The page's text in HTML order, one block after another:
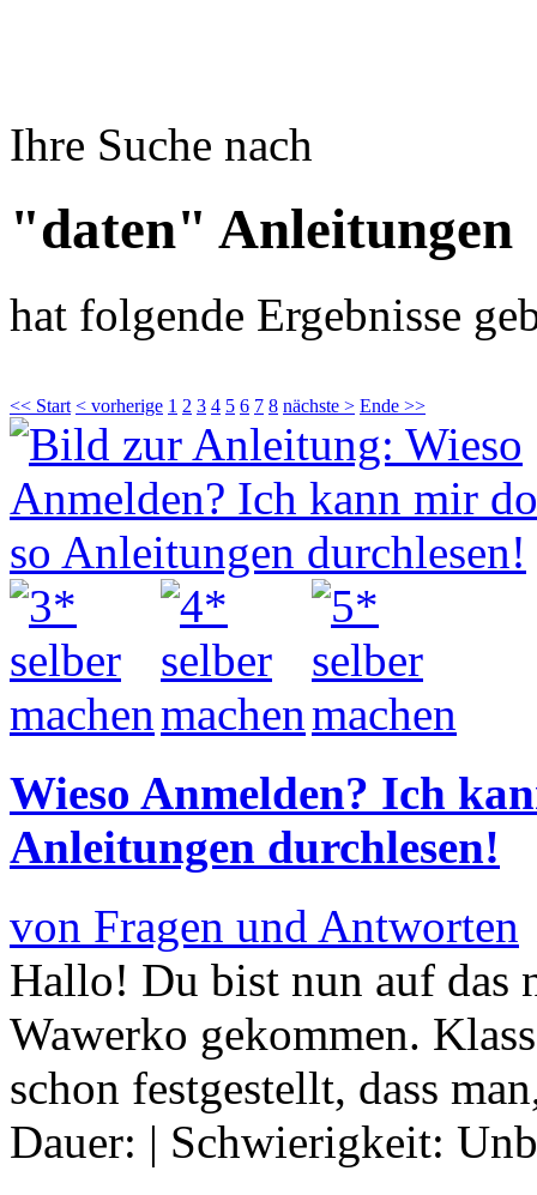
Ihre Suche nach
"daten" Anleitungen
hat folgende Ergebnisse
<< Start < vorherige 1 2 3 4 5 6 7 8 nächste > Ende >>
Wieso Anmelden? Ich
Anleitungen durchlesen!
von Fragen und Antworten
Hallo! Du bist nun auf das
Wawerko gekommen.
schon festgestellt, dass
Dauer: | Schwierigkeit: